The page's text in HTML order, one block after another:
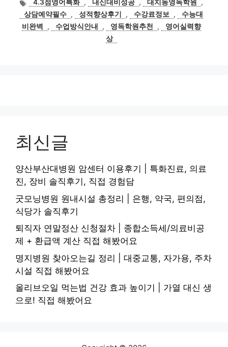
그
4.3점영어특화 , 내신대비성공 , 대치동영독학원
,
상담예약필수 , 성적향상후기 , 수강료정보 ,
수능대
비완벽
, 수업방식안내 , 영독학원추천 ,
영어실력향
상
최신글
양산부산대병원 암센터 이용후기 | 특화진료, 의료
진, 장비 솔직후기, 직접 경험담
굿모닝병원 원내시설 총정리 | 은행, 약국, 편의점,
식당가 솔직후기
퇴직자 연말정산 신청절차 | 종합소득세/의료비공
제 + 환급액 계산 직접 해봤어요
명지병원 찾아오는길 정리 | 대중교통, 자가용, 주차
시설 직접 해봤어요
올리브오일 먹는법 건강 효과 높이기 | 가열 대신 생
으로! 직접 해봤어요